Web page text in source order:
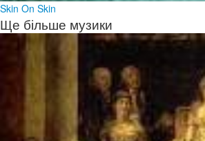
Skin On Skin
Ще більше музики